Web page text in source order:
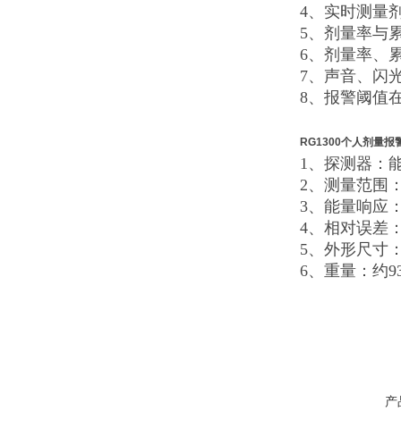
4、实时测量
5、剂量率与
6、剂量率、
7、声音、闪
8、报警阈值
RG1300个人剂量报
1、探测器：
2、测量范围
3、能量响应
4、相对误差
5、外形尺寸
6、重量：约
产